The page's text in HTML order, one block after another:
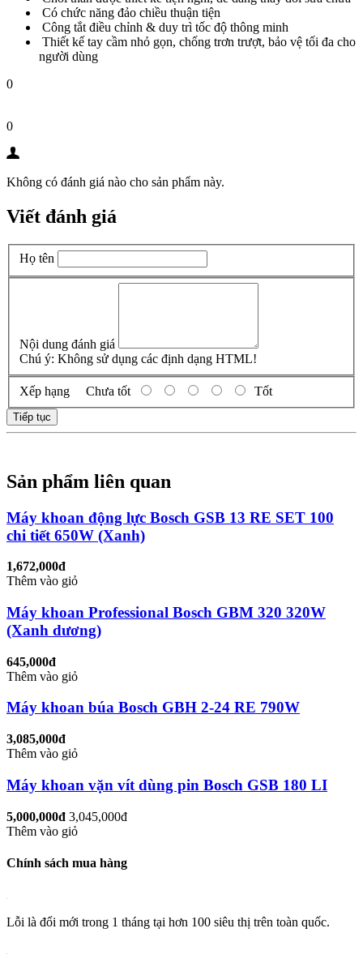
Có chức năng đảo chiều thuận tiện
Công tắt điều chỉnh & duy trì tốc độ thông minh
Thiết kế tay cầm nhỏ gọn, chống trơn trượt, bảo vệ tối đa cho
người dùng
0
0
Không có đánh giá nào cho sản phẩm này.
Viết đánh giá
Họ tên
Nội dung đánh giá
Chú ý: Không sử dụng các định dạng HTML!
Xếp hạng Chưa tốt Tốt
Tiếp tục
Sản phẩm liên quan
Máy khoan động lực Bosch GSB 13 RE SET 100
chi tiết 650W (Xanh)
1,672,000đ
Thêm vào giỏ
Máy khoan Professional Bosch GBM 320 320W
(Xanh dương)
645,000đ
Thêm vào giỏ
Máy khoan búa Bosch GBH 2-24 RE 790W
3,085,000đ
Thêm vào giỏ
Máy khoan vặn vít dùng pin Bosch GSB 180 LI
5,000,000đ 3,045,000đ
Thêm vào giỏ
Chính sách mua hàng
Lỗi là đổi mới trong 1 tháng tại hơn 100 siêu thị trên toàn quốc.